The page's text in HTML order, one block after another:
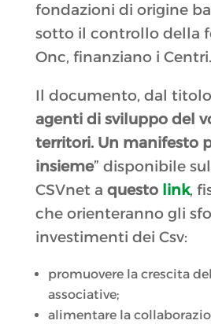
fondazioni di origine
sotto il controllo della
Onc, finanziano i Centri.
Il documento, dal titolo
agenti di sviluppo del
territori. Un manifesto
insieme” disponibile
CSVnet a questo link,
che orienteranno gli
investimenti dei Csv:
promuovere la crescita
associative;
alimentare la